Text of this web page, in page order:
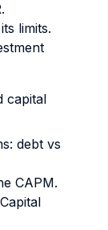
limits.
capital
debt vs
CAPM.